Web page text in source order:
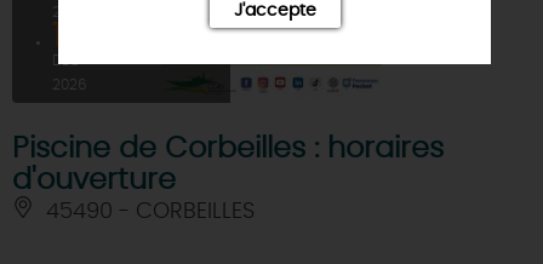
2026
19
DÉC
2026
Piscine de Corbeilles : horaires
d'ouverture
45490 - CORBEILLES
J'accepte